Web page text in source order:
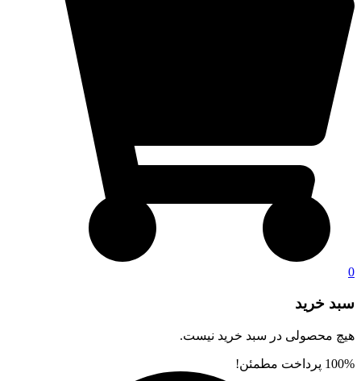
0
سبد خرید
هیچ محصولی در سبد خرید نیست.
100% پرداخت مطمئن!